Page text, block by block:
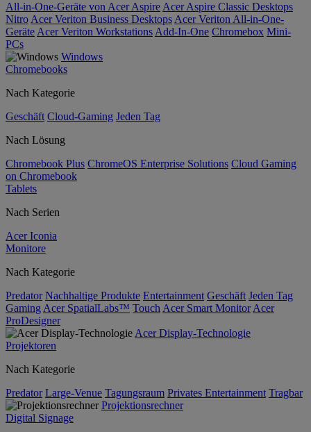
All-in-One-Geräte von Acer Aspire Acer Aspire Classic Desktops
Nitro Acer Veriton Business Desktops Acer Veriton All-in-One-
Geräte Acer Veriton Workstations Add-In-One Chromebox Mini-
PCs
Windows
Chromebooks
Nach Kategorie
Geschäft Cloud-Gaming Jeden Tag
Nach Lösung
Chromebook Plus ChromeOS Enterprise Solutions Cloud Gaming
on Chromebook
Tablets
Nach Serien
Acer Iconia
Monitore
Nach Kategorie
Predator Nachhaltige Produkte Entertainment Geschäft Jeden Tag
Gaming Acer SpatialLabs™ Touch Acer Smart Monitor Acer
ProDesigner
Acer Display-Technologie
Projektoren
Nach Kategorie
Predator Large-Venue Tagungsraum Privates Entertainment Tragbar
Projektionsrechner
Digital Signage